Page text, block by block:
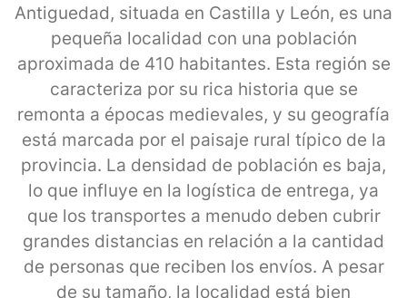
Antiguedad, situada en Castilla y León, es una
pequeña localidad con una población
aproximada de 410 habitantes. Esta región se
caracteriza por su rica historia que se
remonta a épocas medievales, y su geografía
está marcada por el paisaje rural típico de la
provincia. La densidad de población es baja,
lo que influye en la logística de entrega, ya
que los transportes a menudo deben cubrir
grandes distancias en relación a la cantidad
de personas que reciben los envíos. A pesar
de su tamaño, la localidad está bien